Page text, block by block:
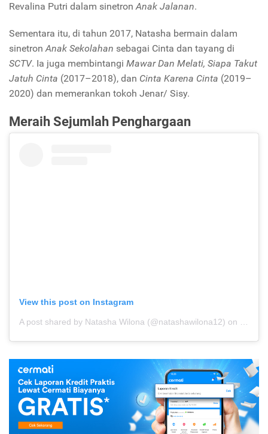
Revalina Putri dalam sinetronAnak Jalanan.
Sementara itu, di tahun 2017, Natasha bermain dalam
sinetronAnak Sekolahan sebagai Cinta dan tayang di
SCTV. Ia juga membintangi Mawar Dan Melati, Siapa Takut
Jatuh Cinta (2017–2018), dan Cinta Karena Cinta (2019–
2020) dan memerankan tokoh Jenar/ Sisy.
Meraih Sejumlah Penghargaan
View this post on Instagram
A post shared by Natasha Wilona (@natashawilona12) on